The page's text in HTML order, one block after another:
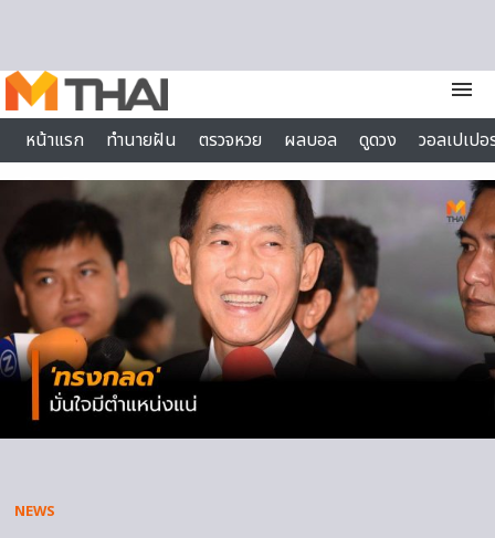
menu
หน้าแรก
ทำนายฝัน ตรวจหวย ผลบอล ดูดวง
วอลเปเป
ไลฟ์สไตล์
NEWS